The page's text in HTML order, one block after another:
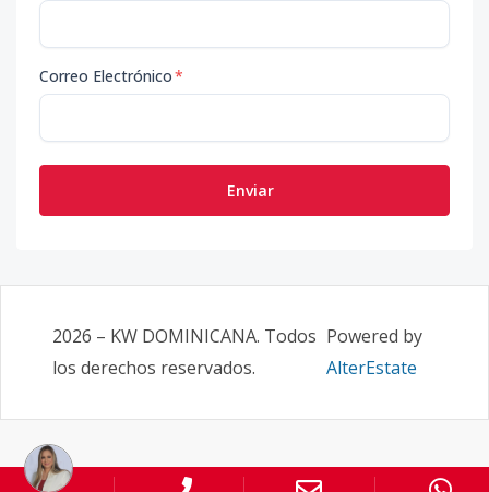
Correo Electrónico*
Enviar
2026 – KW DOMINICANA. Todos
los derechos reservados.
Powered by
AlterEstate